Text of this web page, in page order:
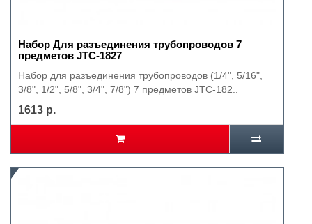
Набор Для разъединения трубопроводов 7
предметов JTC-1827
Набор для разъединения трубопроводов (1/4", 5/16",
3/8", 1/2", 5/8", 3/4", 7/8") 7 предметов JTC-182..
1613 р.